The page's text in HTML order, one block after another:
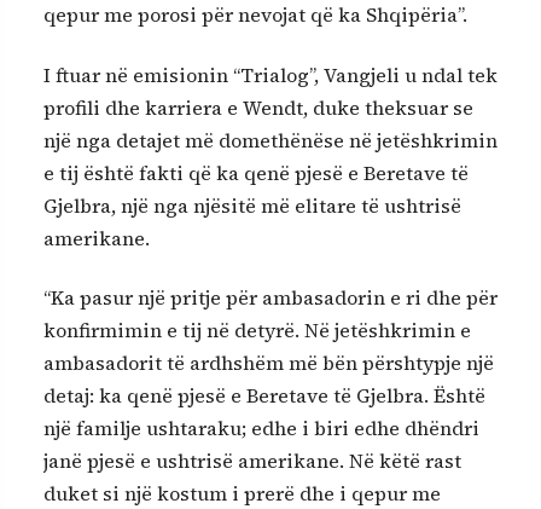
qepur me porosi për nevojat që ka Shqipëria”.
I ftuar në emisionin “Trialog”, Vangjeli u ndal tek
profili dhe karriera e Wendt, duke theksuar se
një nga detajet më domethënëse në jetëshkrimin
e tij është fakti që ka qenë pjesë e Beretave të
Gjelbra, një nga njësitë më elitare të ushtrisë
amerikane.
“Ka pasur një pritje për ambasadorin e ri dhe për
konfirmimin e tij në detyrë. Në jetëshkrimin e
ambasadorit të ardhshëm më bën përshtypje një
detaj: ka qenë pjesë e Beretave të Gjelbra. Është
një familje ushtaraku; edhe i biri edhe dhëndri
janë pjesë e ushtrisë amerikane. Në këtë rast
duket si një kostum i prerë dhe i qepur me